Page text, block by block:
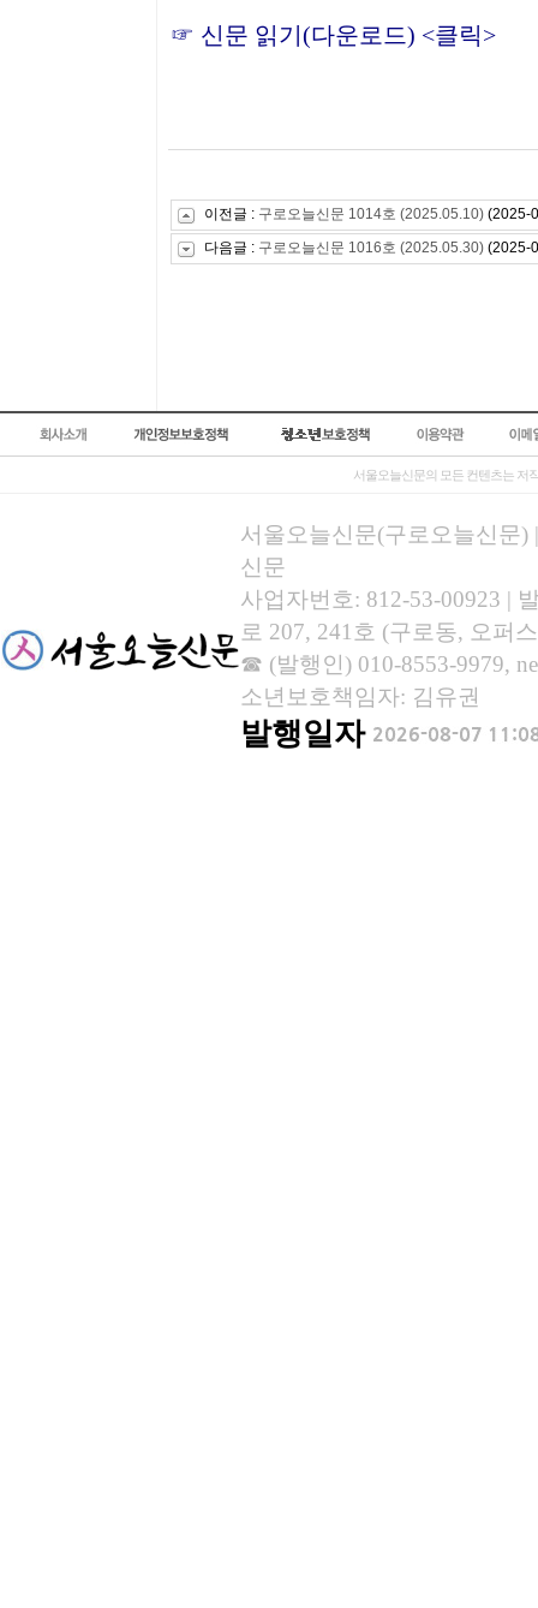
☞ 신문 읽기(다운로드) <클릭>
이전글 : 구로오늘신문 1014호 (2025.05.10) (2025-
다음글 : 구로오늘신문 1016호 (2025.05.30) (2025-
서울오늘신문의 모든 컨텐츠는 저
서울오늘신문(구로오늘신문)
신문
사업자번호: 812-53-00923 |
로 207, 241호 (구로동, 오퍼
☎ (발행인) 010-8553-9979,
소년보호책임자: 김유권
발행일자